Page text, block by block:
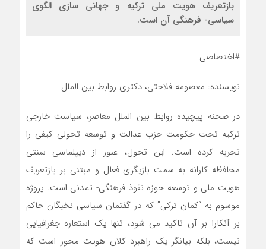
بازتعریف هویت ملی ترکیه و جهانی سازی الگوی
سیاسی- فرهنگی آن است.
#اختصاصی
نویسنده: معصومه فلاحتی، دکتری روابط بین الملل
در صحنه پیچیده روابط بین الملل معاصر، سیاست خارجی
ترکیه تحت حکومت حزب عدالت و توسعه تحولی کیفی را
تجربه کرده است. این تحول، عبور از دیپلماسی سنتی
محافظه کارانه به سمت بازیگری فعال و مبتنی بر بازتعریف
هویت ملی و توسعه حوزه نفوذ فرهنگی- تمدنی است. پروژه
موسوم به “کمان ترکی” که در گفتمان سیاسی نخبگان حاکم
بر آنکارا بر آن تاکید می شود، تنها یک استعاره جغرافیایی
نیست، بلکه بیانگر یک راهبرد کلان هویت محور است که